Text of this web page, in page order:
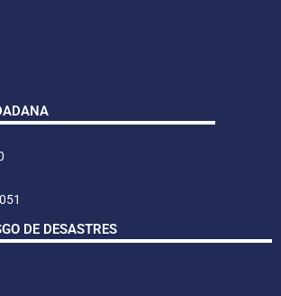
DE DESASTRES